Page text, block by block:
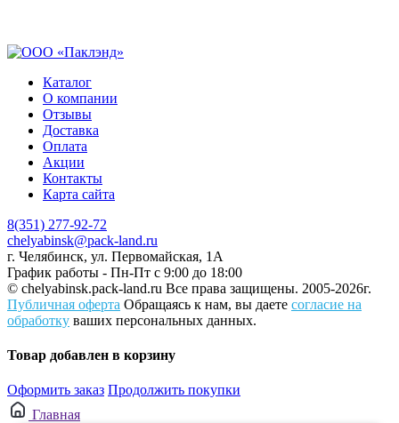
Каталог
О компании
Отзывы
Доставка
Оплата
Акции
Контакты
Карта сайта
8(351) 277-92-72
chelyabinsk@pack-land.ru
г. Челябинск, ул. Первомайская, 1А
График работы - Пн-Пт с 9:00 до 18:00
© chelyabinsk.pack-land.ru Все права защищены. 2005-2026г.
Публичная оферта Обращаясь к нам, вы даете согласие на
обработку ваших персональных данных.
Товар добавлен в корзину
Оформить заказ Продолжить покупки
Главная